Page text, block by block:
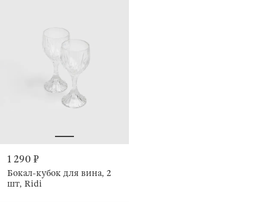
1 290 ₽
Бокал-кубок для вина, 2
шт, Ridi